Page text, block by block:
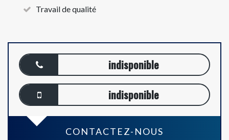
Travail de qualité
indisponible
indisponible
CONTACTEZ-NOUS